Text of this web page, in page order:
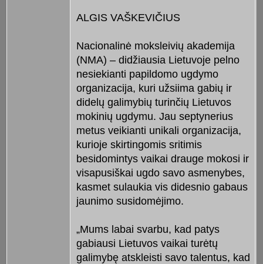
ALGIS VAŠKEVIČIUS
Nacionalinė moksleivių akademija
(NMA) – didžiausia Lietuvoje pelno
nesiekianti papildomo ugdymo
organizacija, kuri užsiima gabių ir
didelų galimybių turinčių Lietuvos
mokinių ugdymu. Jau septynerius
metus veikianti unikali organizacija,
kurioje skirtingomis sritimis
besidomintys vaikai drauge mokosi ir
visapusiškai ugdo savo asmenybes,
kasmet sulaukia vis didesnio gabaus
jaunimo susidomėjimo.
„Mums labai svarbu, kad patys
gabiausi Lietuvos vaikai turėtų
galimybę atskleisti savo talentus, kad